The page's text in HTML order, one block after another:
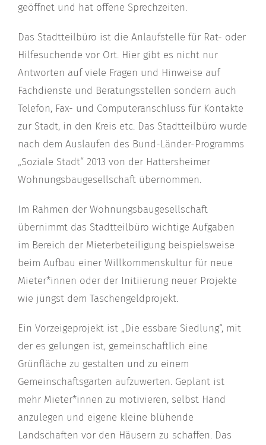
geöffnet und hat offene Sprechzeiten.
Das Stadtteilbüro ist die Anlaufstelle für Rat- oder
Hilfesuchende vor Ort. Hier gibt es nicht nur
Antworten auf viele Fragen und Hinweise auf
Fachdienste und Beratungsstellen sondern auch
Telefon, Fax- und Computeranschluss für Kontakte
zur Stadt, in den Kreis etc. Das Stadtteilbüro wurde
nach dem Auslaufen des Bund-Länder-Programms
„Soziale Stadt“ 2013 von der Hattersheimer
Wohnungsbaugesellschaft übernommen.
Im Rahmen der Wohnungsbaugesellschaft
übernimmt das Stadtteilbüro wichtige Aufgaben
im Bereich der Mieterbeteiligung beispielsweise
beim Aufbau einer Willkommenskultur für neue
Mieter*innen oder der Initiierung neuer Projekte
wie jüngst dem Taschengeldprojekt.
Ein Vorzeigeprojekt ist „Die essbare Siedlung“, mit
der es gelungen ist, gemeinschaftlich eine
Grünfläche zu gestalten und zu einem
Gemeinschaftsgarten aufzuwerten. Geplant ist
mehr Mieter*innen zu motivieren, selbst Hand
anzulegen und eigene kleine blühende
Landschaften vor den Häusern zu schaffen. Das